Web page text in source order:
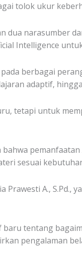
tolok ukur
dua narasumber
Intelligence
berbagai
adaptif,
tetapi untuk
bahwa
sesuai
Prawesti A.,
tentang
pengalaman